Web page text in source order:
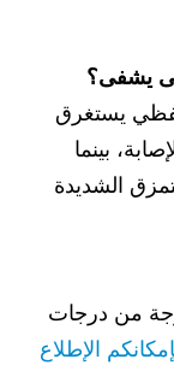
يشفى؟
يستغرق
بينما
الشديدة
من درجات
الإطلاع